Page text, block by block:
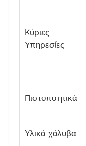
Κύριες
Υπηρεσίες
Πιστοποιητικά
Υλικά χάλυβα